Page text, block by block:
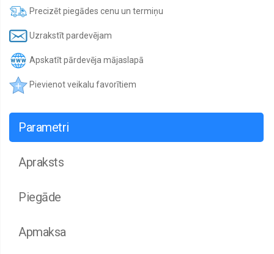
Precizēt piegādes cenu un termiņu
Uzrakstīt pardevējam
Apskatīt pārdevēja mājaslapā
Pievienot veikalu favorītiem
Parametri
Apraksts
Piegāde
Apmaksa